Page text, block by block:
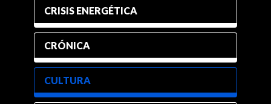
CRISIS ENERGÉTICA
CRÓNICA
CULTURA